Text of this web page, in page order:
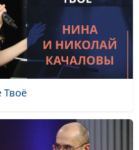
доктор практического
Валерий Малышев,
Олег Гончаров,
священнослужитель,
доктор практического
богословия
#520
Олег Гончаров,
священнослужитель,
доктор практического
Твоё